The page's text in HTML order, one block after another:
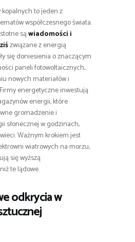
to jeden z
współczesnego świata.
sąwiadomości i
związane z energią
się doniesienia o znaczącym
paneli fotowoltaicznych,
nowych materiałów i
energetyczne inwestują
energii, które
gromadzenie i
słonecznej w godzinach,
Ważnym krokiem jest
wiatrowych na morzu,
się wyższą
te lądowe.
odkrycia w